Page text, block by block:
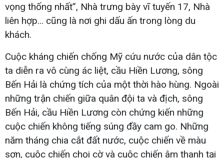
vọng thống nhất”, Nhà trưng bày vĩ tuyến 17, Nhà
liên hợp... cũng là nơi ghi dấu ấn trong lòng du
khách.
Cuộc kháng chiến chống Mỹ cứu nước của dân tộc
ta diễn ra vô cùng ác liệt, cầu Hiền Lương, sông
Bến Hải là chứng tích của một thời hào hùng. Ngoài
những trận chiến giữa quân đội ta và địch, sông
Bến Hải, cầu Hiền Lương còn chứng kiến những
cuộc chiến không tiếng súng đầy cam go. Những
năm tháng chia cắt đất nước, cuộc chiến về màu
sơn, cuộc chiến chọi cờ và cuộc chiến âm thanh tại